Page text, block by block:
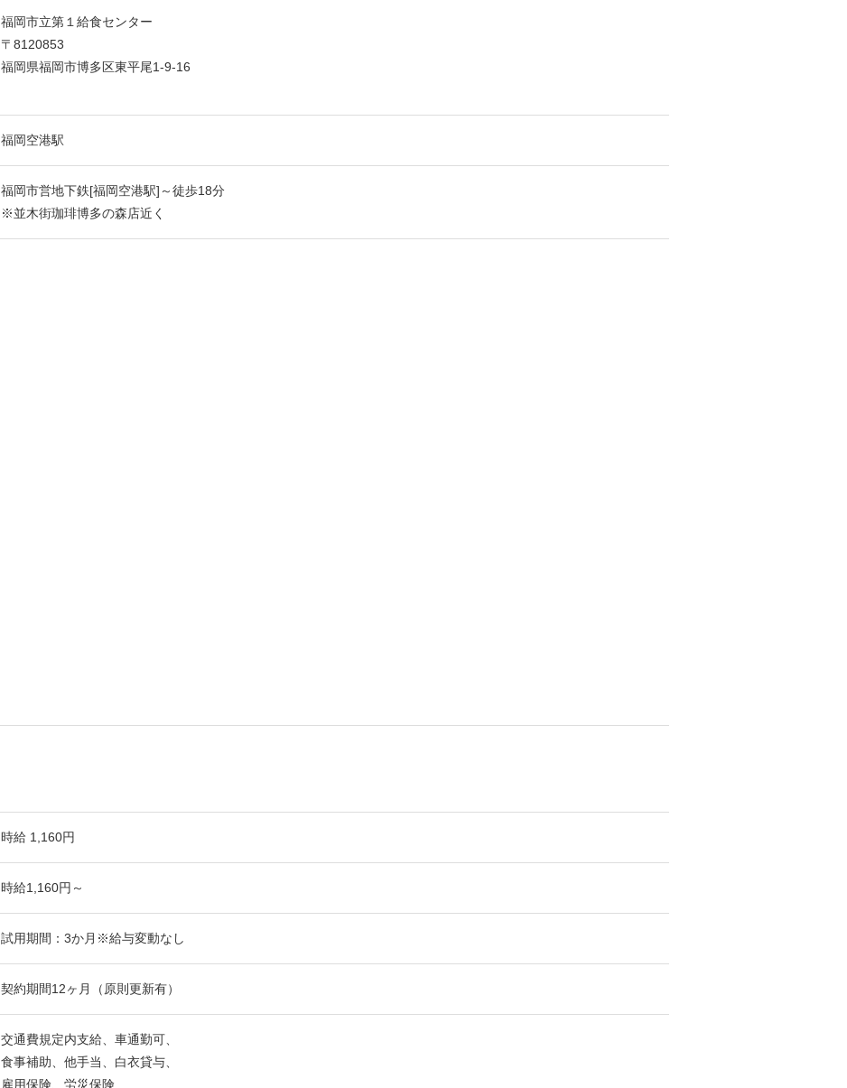
福岡市立第１給食センター
〒8120853
福岡県福岡市博多区東平尾1-9-16
福岡空港駅
福岡市営地下鉄[福岡空港駅]～徒歩18分
※並木街珈琲博多の森店近く
時給 1,160円
時給1,160円～
試用期間：3か月※給与変動なし
契約期間12ヶ月（原則更新有）
交通費規定内支給、車通勤可、
食事補助、他手当、白衣貸与、
雇用保険、労災保険